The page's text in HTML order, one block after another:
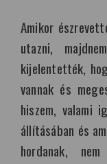
Amikor
utazni,
kijelentették,
vannak és
hiszem, valami
állításában és
hordanak,